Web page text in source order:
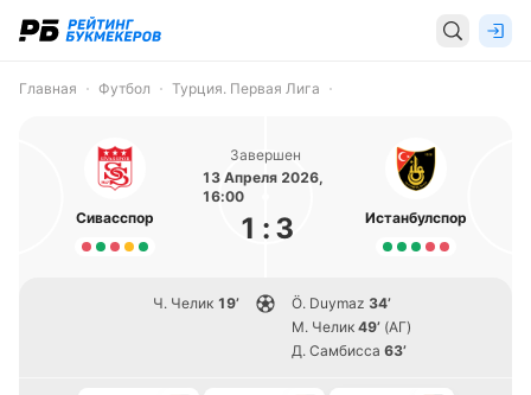
Главная Футбол Турция. Первая Лига
Сивасспор
Завершен
13 Апреля 2026,
16:00
1 : 3 Истанбулспор
Ч. Челик 19’ Ö. Duymaz 34’
М. Челик 49’ (АГ)
Д. Самбисса 63’